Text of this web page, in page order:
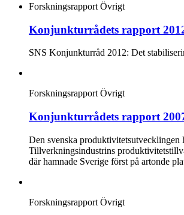
Forskningsrapport Övrigt
Konjunkturrådets rapport
SNS Konjunkturråd 2012: Det
Forskningsrapport Övrigt
Konjunkturrådets rapport
Den svenska produktivitetsutvecklingen
Tillverkningsindustrins
där hamnade Sverige först på artonde
Forskningsrapport Övrigt